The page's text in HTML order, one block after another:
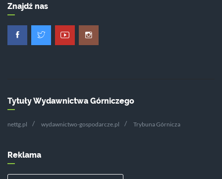
Znajdź nas
Tytuły Wydawnictwa Górniczego
nettg.pl wydawnictwo-gospodarcze.pl Trybuna Górnicza
Reklama